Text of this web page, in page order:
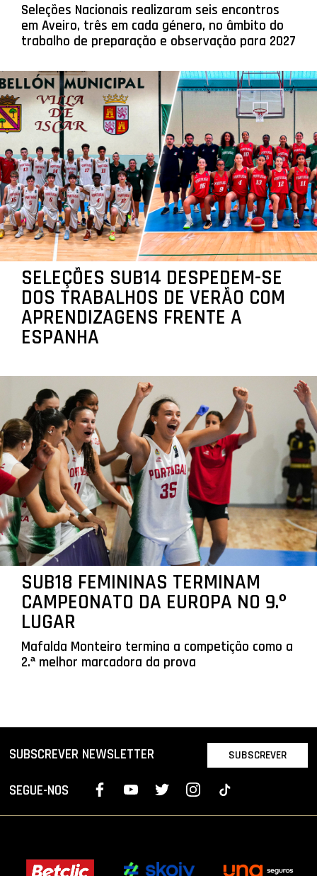
Seleções Nacionais realizaram seis encontros
em Aveiro, três em cada género, no âmbito do
trabalho de preparação e observação para 2027
SELEÇÕES SUB14 DESPEDEM-SE
DOS TRABALHOS DE VERÃO COM
APRENDIZAGENS FRENTE A
ESPANHA
SUB18 FEMININAS TERMINAM
CAMPEONATO DA EUROPA NO 9.º
LUGAR
Mafalda Monteiro termina a competição como a
2.ª melhor marcadora da prova
SUBSCREVER NEWSLETTER SUBSCREVER
SEGUE-NOS